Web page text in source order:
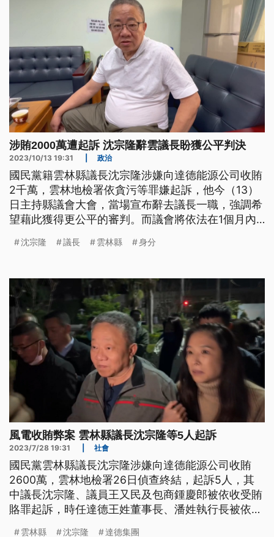
涉賄2000萬遭起訴 沈宗隆辭雲議長盼獲公平判決
2023/10/13 19:31 政治
國民黨籍雲林縣議長沈宗隆涉嫌向達德能源公司收賄
2千萬，雲林地檢署依貪污等罪嫌起訴，他今（13）
日主持縣議會大會，當場宣布辭去議長一職，強調希
望藉此獲得更公平的審判。而議會將依法在1個月內
沈宗隆 議長 雲林縣 身分
風電收賄弊案 雲林縣議長沈宗隆等5人起訴
2023/7/28 19:31 社會
國民黨雲林縣議長沈宗隆涉嫌向達德能源公司收賄
2600萬，雲林地檢署26日偵查終結，起訴5人，其
中議長沈宗隆、議員王又民及包商鍾慶郎被依收受賄
賂罪起訴，時任達德王姓董事長、潘姓執行長被依涉
雲林縣 沈宗隆 達德集團